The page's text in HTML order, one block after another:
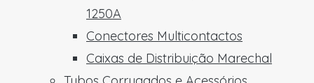
1250A
Conectores Multicontactos
Caixas de Distribuição Marechal